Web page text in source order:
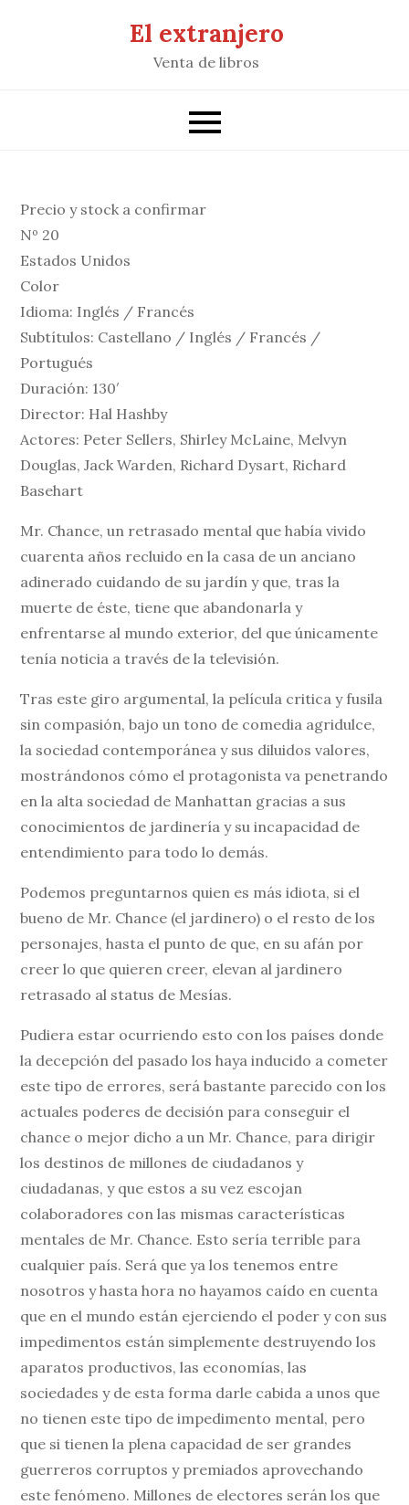
El extranjero
Venta de libros
Precio y stock a confirmar
Nº 20
Estados Unidos
Color
Idioma: Inglés / Francés
Subtítulos: Castellano / Inglés / Francés /
Portugués
Duración: 130′
Director: Hal Hashby
Actores: Peter Sellers, Shirley McLaine, Melvyn
Douglas, Jack Warden, Richard Dysart, Richard
Basehart
Mr. Chance, un retrasado mental que había vivido
cuarenta años recluido en la casa de un anciano
adinerado cuidando de su jardín y que, tras la
muerte de éste, tiene que abandonarla y
enfrentarse al mundo exterior, del que únicamente
tenía noticia a través de la televisión.
Tras este giro argumental, la película critica y fusila
sin compasión, bajo un tono de comedia agridulce,
la sociedad contemporánea y sus diluidos valores,
mostrándonos cómo el protagonista va penetrando
en la alta sociedad de Manhattan gracias a sus
conocimientos de jardinería y su incapacidad de
entendimiento para todo lo demás.
Podemos preguntarnos quien es más idiota, si el
bueno de Mr. Chance (el jardinero) o el resto de los
personajes, hasta el punto de que, en su afán por
creer lo que quieren creer, elevan al jardinero
retrasado al status de Mesías.
Pudiera estar ocurriendo esto con los países donde
la decepción del pasado los haya inducido a cometer
este tipo de errores, será bastante parecido con los
actuales poderes de decisión para conseguir el
chance o mejor dicho a un Mr. Chance, para dirigir
los destinos de millones de ciudadanos y
ciudadanas, y que estos a su vez escojan
colaboradores con las mismas características
mentales de Mr. Chance. Esto sería terrible para
cualquier país. Será que ya los tenemos entre
nosotros y hasta hora no hayamos caído en cuenta
que en el mundo están ejerciendo el poder y con sus
impedimentos están simplemente destruyendo los
aparatos productivos, las economías, las
sociedades y de esta forma darle cabida a unos que
no tienen este tipo de impedimento mental, pero
que si tienen la plena capacidad de ser grandes
guerreros corruptos y premiados aprovechando
este fenómeno. Millones de electores serán los que